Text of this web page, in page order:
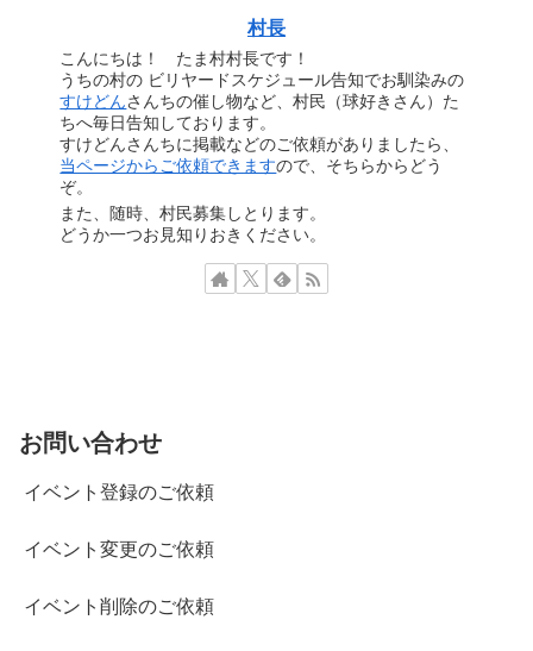
村長
こんにちは！ たま村村長です！
うちの村の ビリヤードスケジュール告知でお馴染みの
すけどんさんちの催し物など、村民（球好きさん）た
ちへ毎日告知しております。
すけどんさんちに掲載などのご依頼がありましたら、
当ページからご依頼できますので、そちらからどう
ぞ。
また、随時、村民募集しとります。
どうか一つお見知りおきください。
お問い合わせ
イベント登録のご依頼
イベント変更のご依頼
イベント削除のご依頼